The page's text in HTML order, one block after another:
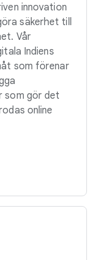
innovation
säkerhet till
Vår
Indiens
som förenar
som gör det
online